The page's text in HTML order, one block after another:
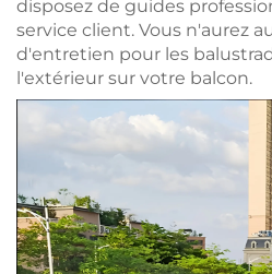
disposez de guides
service client. Vous n'aurez
d'entretien pour les
l'extérieur sur votre balcon.